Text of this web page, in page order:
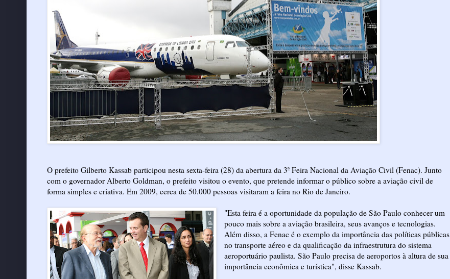
O prefeito Gilberto Kassab participou nesta sexta-feira (28) da abertura da 3ª Feira Nacional da Aviação Civil (Fenac). Junto
com o governador Alberto Goldman, o prefeito visitou o evento, que pretende informar o público sobre a aviação civil de
forma simples e criativa. Em 2009, cerca de 50.000 pessoas visitaram a feira no Rio de Janeiro.
"Esta feira é a oportunidade da população de São Paulo conhecer um
pouco mais sobre a aviação brasileira, seus avanços e tecnologias.
Além disso, a Fenac é o exemplo da importância das políticas públicas
no transporte aéreo e da qualificação da infraestrutura do sistema
aeroportuário paulista. São Paulo precisa de aeroportos à altura de sua
importância econômica e turística", disse Kassab.